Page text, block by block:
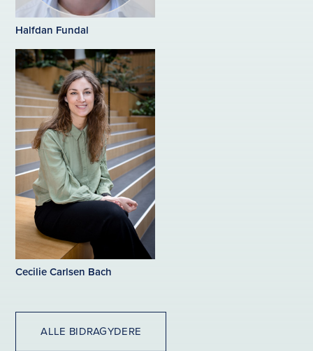
Halfdan Fundal
Cecilie Carlsen Bach
ALLE BIDRAGYDERE